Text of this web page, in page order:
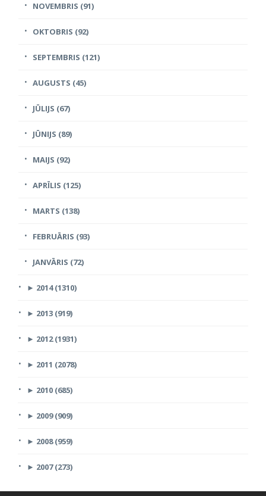
NOVEMBRIS (91)
OKTOBRIS (92)
SEPTEMBRIS (121)
AUGUSTS (45)
JŪLIJS (67)
JŪNIJS (89)
MAIJS (92)
APRĪLIS (125)
MARTS (138)
FEBRUĀRIS (93)
JANVĀRIS (72)
► 2014 (1310)
► 2013 (919)
► 2012 (1931)
► 2011 (2078)
► 2010 (685)
► 2009 (909)
► 2008 (959)
► 2007 (273)